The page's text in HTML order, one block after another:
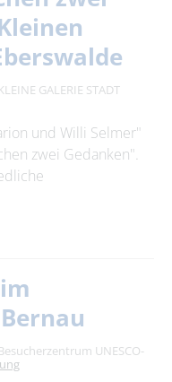
GALERIE STADT
und Willi Selmer"
zwei Gedanken".
UNESCO-